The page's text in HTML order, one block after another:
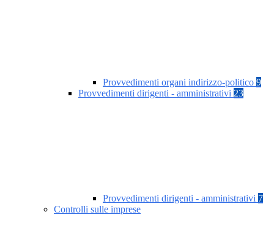
Provvedimenti organi indirizzo-politico 9
Provvedimenti dirigenti - amministrativi 23
Provvedimenti dirigenti - amministrativi 7
Controlli sulle imprese